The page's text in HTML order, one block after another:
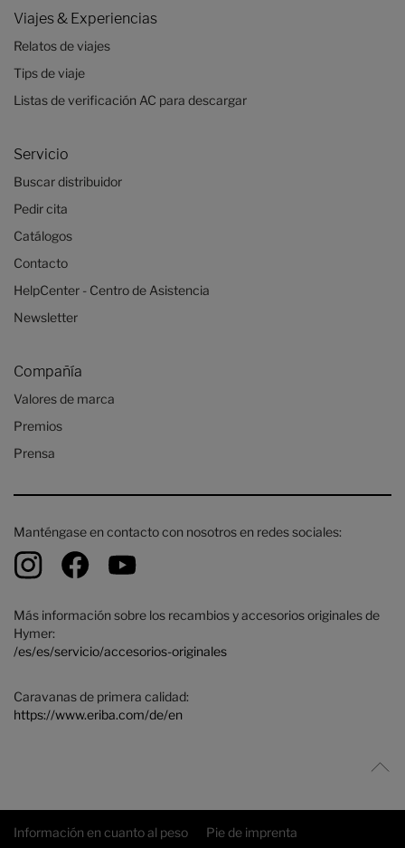
Viajes & Experiencias
Relatos de viajes
Tips de viaje
Listas de verificación AC para descargar
Servicio
Buscar distribuidor
Pedir cita
Catálogos
Contacto
HelpCenter - Centro de Asistencia
Newsletter
Compañía
Valores de marca
Premios
Prensa
Manténgase en contacto con nosotros en redes sociales:
Más información sobre los recambios y accesorios originales de
Hymer:
/es/es/servicio/accesorios-originales
Caravanas de primera calidad:
https://www.eriba.com/de/en
Información en cuanto al peso Pie de imprenta